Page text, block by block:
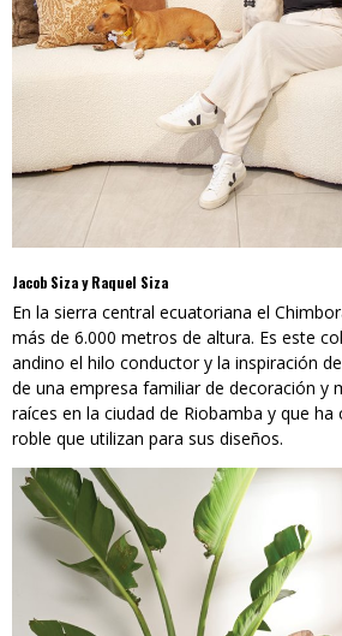
Jacob Siza y Raquel Siza
En la sierra central ecuatoriana el
más de 6.000 metros de altura. Es este
andino el hilo conductor y la inspiración
de una empresa familiar de decoración y
raíces en la ciudad de Riobamba y que
roble que utilizan para sus diseños.